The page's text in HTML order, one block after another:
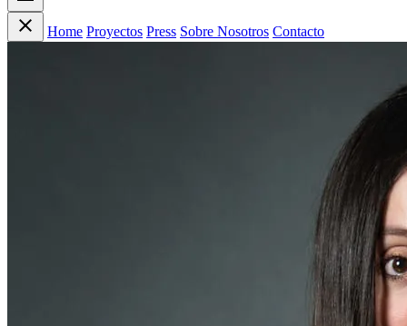
close
Home Proyectos Press Sobre Nosotros Contacto